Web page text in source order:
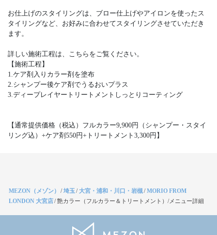
お仕上げのスタイリングは、ブロー仕上げやアイロンを使ったス
タイリングなど、お好みに合わせてスタイリングさせていただき
ます。
詳しい施術工程は、こちらをご覧ください。
【施術工程】
1.ケア剤入りカラー剤を塗布
2.シャンプー後ケア剤でうるおいプラス
3.ディープレイヤートリートメントしっとりコーティング
【通常提供価格（税込）フルカラー9,900円（シャンプー・スタイ
リング込）+ケア剤550円+トリートメント3,300円】
MEZON（メゾン） /埼玉/大宮・浦和・川口・岩槻/MORIO FROM
LONDON 大宮店/艶カラー（フルカラー＆トリートメント）/メニュー詳細